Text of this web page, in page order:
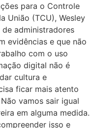
para o Controle
União (TCU), Wesley
de administradores
evidências e que não
com o uso
digital não é
cultura e
ficar mais atento
vamos sair igual
em alguma medida.
isso e